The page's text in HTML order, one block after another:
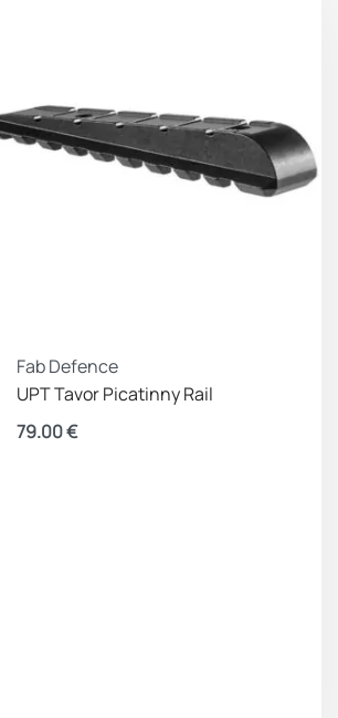
Fab Defence
UPT Tavor Picatinny Rail
79.00€